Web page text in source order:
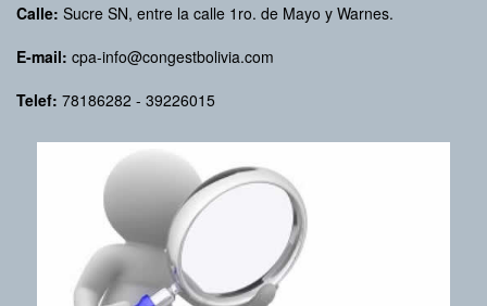
Calle: Sucre SN, entre la calle 1ro. de Mayo y Warnes.
E-mail: cpa-info@congestbolivia.com
Telef: 78186282 - 39226015